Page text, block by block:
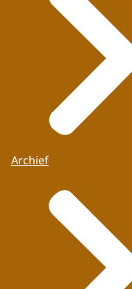
Archief